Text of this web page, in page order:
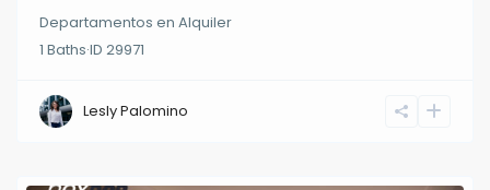
Departamentos enAlquiler
1 Baths·ID29971
Lesly Palomino